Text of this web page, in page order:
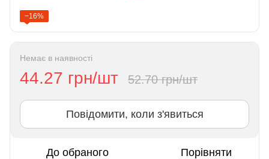
−16%
Немає в наявності
44.27 грн/шт 52.70 грн/шт
Повідомити, коли з'явиться
До обраного Порівняти